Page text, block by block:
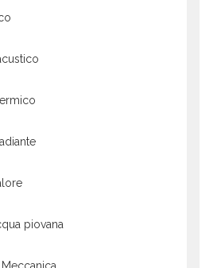
piovana